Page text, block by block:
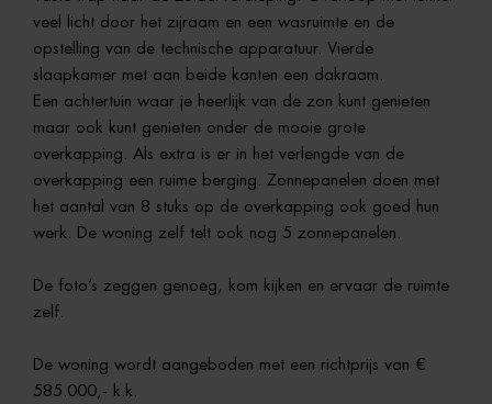
veel licht door het zijraam en een wasruimte en de
opstelling van de technische apparatuur. Vierde
slaapkamer met aan beide kanten een dakraam.
Een achtertuin waar je heerlijk van de zon kunt genieten
maar ook kunt genieten onder de mooie grote
overkapping. Als extra is er in het verlengde van de
overkapping een ruime berging. Zonnepanelen doen met
het aantal van 8 stuks op de overkapping ook goed hun
werk. De woning zelf telt ook nog 5 zonnepanelen.
De foto’s zeggen genoeg, kom kijken en ervaar de ruimte
zelf.
De woning wordt aangeboden met een richtprijs van €
585.000,- k.k.